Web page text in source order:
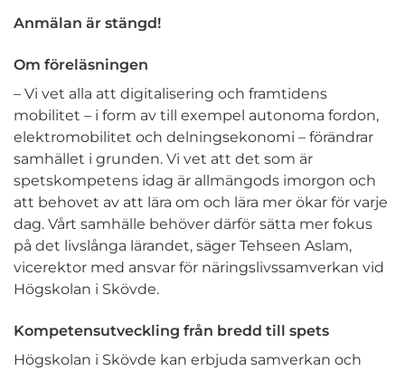
Anmälan är stängd!
Om föreläsningen
– Vi vet alla att digitalisering och framtidens
mobilitet – i form av till exempel autonoma fordon,
elektromobilitet och delningsekonomi – förändrar
samhället i grunden. Vi vet att det som är
spetskompetens idag är allmängods imorgon och
att behovet av att lära om och lära mer ökar för varje
dag. Vårt samhälle behöver därför sätta mer fokus
på det livslånga lärandet, säger Tehseen Aslam,
vicerektor med ansvar för näringslivssamverkan vid
Högskolan i Skövde.
Kompetensutveckling från bredd till spets
Högskolan i Skövde kan erbjuda samverkan och